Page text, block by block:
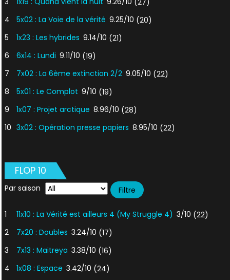
4
5x02 : La Voie de la vérité 9.25/10 (20)
5
1x23 : Les hybrides 9.14/10 (21)
6
6x14 : Lundi 9.11/10 (19)
7
7x02 : La 6ème extinction 2/2 9.05/10 (22)
8
5x01 : Le Complot 9/10 (19)
9
1x07 : Projet arctique 8.96/10 (28)
10 3x02 : Opération presse papiers 8.95/10 (22)
FLOP 10
Par saison
1 11x10 : La Vérité est ailleurs 4 (My Struggle 4) 3/10 (22)
2
7x20 : Doubles 3.24/10 (17)
3
7x13 : Maitreya 3.38/10 (16)
4
1x08 : Espace 3.42/10 (24)